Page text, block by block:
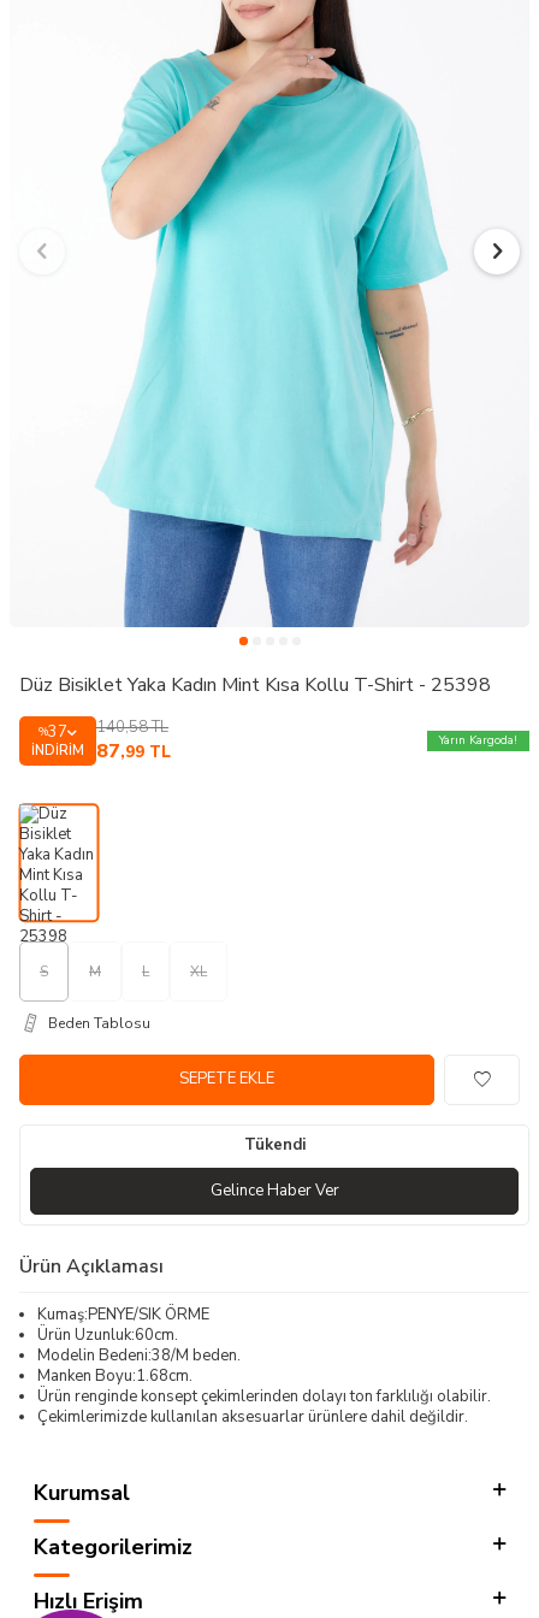
Düz Bisiklet Yaka Kadın Mint Kısa Kollu T-Shirt - 25398
%37
İNDIRIM
140,58TL
87,99 TL
Yarın Kargoda!
S M L XL
Beden Tablosu
SEPETE EKLE
Tükendi
Gelince Haber Ver
Ürün Açıklaması
Kumaş:PENYE/SIK ÖRME
Ürün Uzunluk:60cm.
Modelin Bedeni:38/M beden.
Manken Boyu:1.68cm.
Ürün renginde konsept çekimlerinden dolayı ton farklılığı olabilir.
Çekimlerimizde kullanılan aksesuarlar ürünlere dahil değildir.
Kurumsal
Kategorilerimiz
Hızlı Erişim